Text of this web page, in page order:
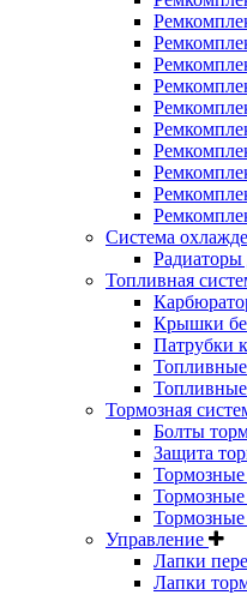
Система
Радиаторы
Топливная
Крышки
Патрубки
Тормозная
Болты
Защита
Тормозные
Управление
Лапки
Лапки